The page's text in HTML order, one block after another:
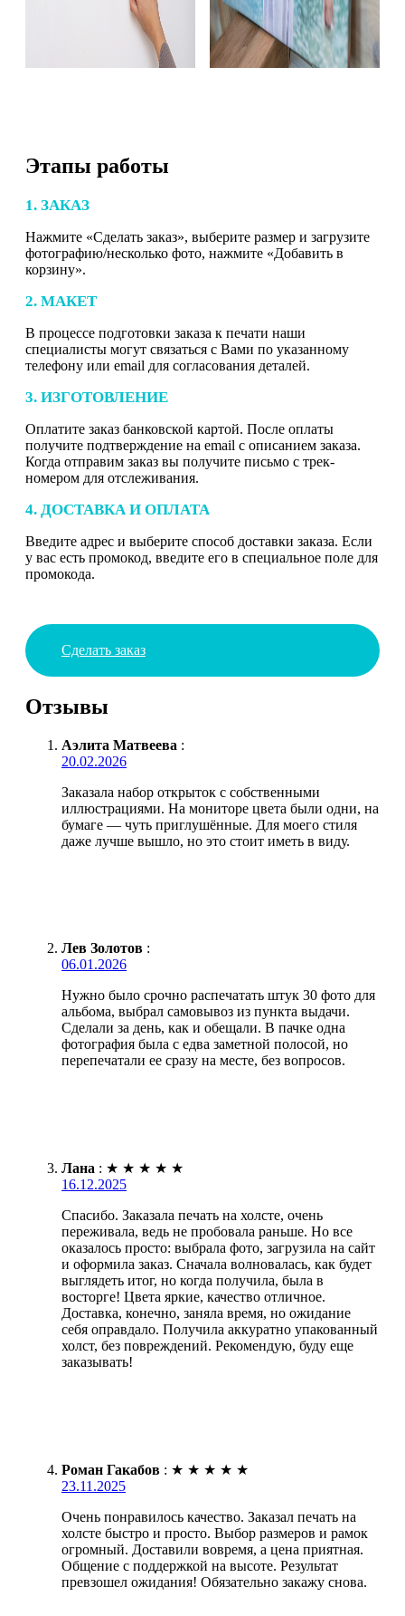
Этапы работы
1. ЗАКАЗ
Нажмите «Сделать заказ», выберите размер и загрузите
фотографию/несколько фото, нажмите «Добавить в
корзину».
2. МАКЕТ
В процессе подготовки заказа к печати наши
специалисты могут связаться с Вами по указанному
телефону или email для согласования деталей.
3. ИЗГОТОВЛЕНИЕ
Оплатите заказ банковской картой. После оплаты
получите подтверждение на email с описанием заказа.
Когда отправим заказ вы получите письмо с трек-
номером для отслеживания.
4. ДОСТАВКА И ОПЛАТА
Введите адрес и выберите способ доставки заказа. Если
у вас есть промокод, введите его в специальное поле для
промокода.
Сделать заказ
Отзывы
Аэлита Матвеева :
20.02.2026
Заказала набор открыток с собственными
иллюстрациями. На мониторе цвета были одни, на
бумаге — чуть приглушённые. Для моего стиля
даже лучше вышло, но это стоит иметь в виду.
Лев Золотов :
06.01.2026
Нужно было срочно распечатать штук 30 фото для
альбома, выбрал самовывоз из пункта выдачи.
Сделали за день, как и обещали. В пачке одна
фотография была с едва заметной полосой, но
перепечатали ее сразу на месте, без вопросов.
Лана : ★ ★ ★ ★ ★
16.12.2025
Спасибо. Заказала печать на холсте, очень
переживала, ведь не пробовала раньше. Но все
оказалось просто: выбрала фото, загрузила на сайт
и оформила заказ. Сначала волновалась, как будет
выглядеть итог, но когда получила, была в
восторге! Цвета яркие, качество отличное.
Доставка, конечно, заняла время, но ожидание
себя оправдало. Получила аккуратно упакованный
холст, без повреждений. Рекомендую, буду еще
заказывать!
Роман Гакабов : ★ ★ ★ ★ ★
23.11.2025
Очень понравилось качество. Заказал печать на
холсте быстро и просто. Выбор размеров и рамок
огромный. Доставили вовремя, а цена приятная.
Общение с поддержкой на высоте. Результат
превзошел ожидания! Обязательно закажу снова.